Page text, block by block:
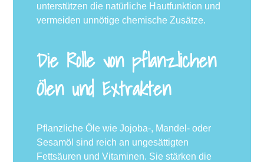
unterstützen die natürliche Hautfunktion und
vermeiden unnötige chemische Zusätze.
Die Rolle von pflanzlichen
Ölen und Extrakten
Pflanzliche Öle wie Jojoba-, Mandel- oder
Sesamöl sind reich an ungesättigten
Fettsäuren und Vitaminen. Sie stärken die